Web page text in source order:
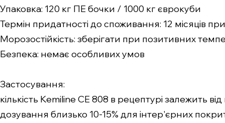
Упаковка: 120 кг ПЕ бочки / 1000 кг єврокуби
Термін придатності до споживання: 12 місяців
Морозостійкість: зберігати при позитивних
Безпека: немає особливих умов
Застосування:
кількість Kemiline CE 808 в рецептурі залежить
дозування близько 10-15% для інтер'єрних